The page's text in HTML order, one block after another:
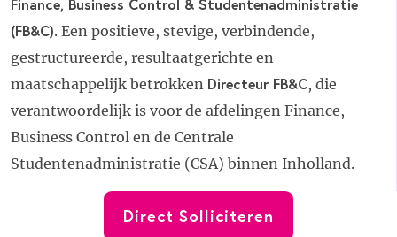
Finance, Business Control & Studentenadministratie
(FB&C). Een positieve, stevige, verbindende,
gestructureerde, resultaatgerichte en
maatschappelijk betrokken Directeur FB&C, die
verantwoordelijk is voor de afdelingen Finance,
Business Control en de Centrale
Studentenadministratie (CSA) binnen Inholland.
Direct Solliciteren